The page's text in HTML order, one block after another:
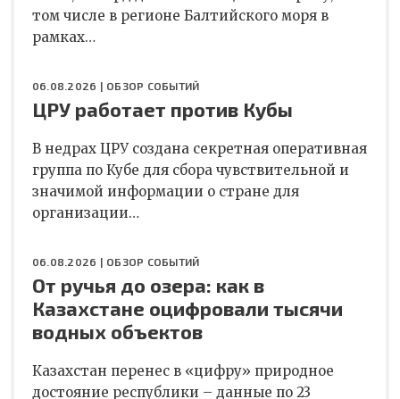
том числе в регионе Балтийского моря в
рамках…
06.08.2026 | ОБЗОР СОБЫТИЙ
ЦРУ работает против Кубы
В недрах ЦРУ создана секретная оперативная
группа по Кубе для сбора чувствительной и
значимой информации о стране для
организации…
06.08.2026 | ОБЗОР СОБЫТИЙ
От ручья до озера: как в
Казахстане оцифровали тысячи
водных объектов
Казахстан перенес в «цифру» природное
достояние республики – данные по 23